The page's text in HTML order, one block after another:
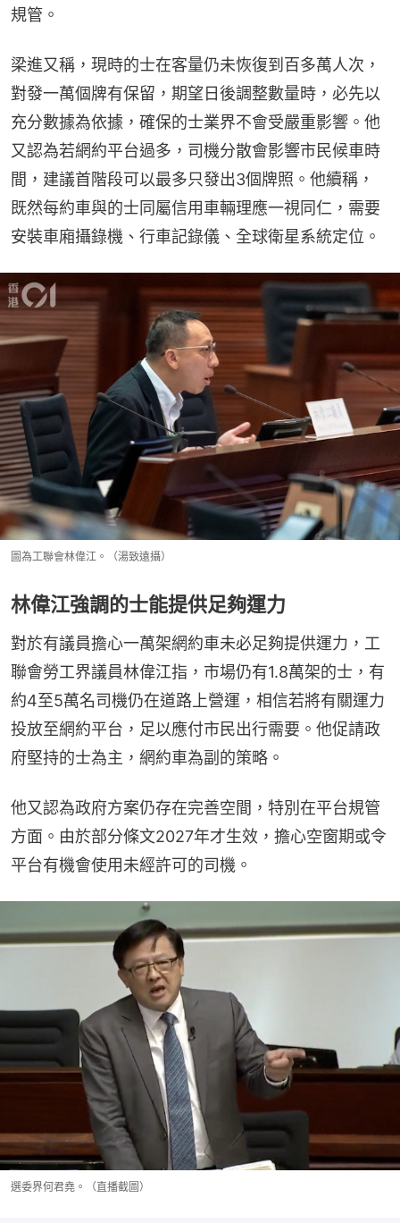
規管。
梁進又稱，現時的士在客量仍未恢復到百多萬人次，
對發一萬個牌有保留，期望日後調整數量時，必先以
充分數據為依據，確保的士業界不會受嚴重影響。他
又認為若網約平台過多，司機分散會影響市民候車時
間，建議首階段可以最多只發出3個牌照。他續稱，
既然每約車與的士同屬信用車輛理應一視同仁，需要
安裝車廂攝錄機、行車記錄儀、全球衛星系統定位。
圖為工聯會林偉江。（湯致遠攝）
林偉江強調的士能提供足夠運力
對於有議員擔心一萬架網約車未必足夠提供運力，工
聯會勞工界議員林偉江指，市場仍有1.8萬架的士，有
約4至5萬名司機仍在道路上營運，相信若將有關運力
投放至網約平台，足以應付市民出行需要。他促請政
府堅持的士為主，網約車為副的策略。
他又認為政府方案仍存在完善空間，特別在平台規管
方面。由於部分條文2027年才生效，擔心空窗期或令
平台有機會使用未經許可的司機。
選委界何君堯。（直播截圖）